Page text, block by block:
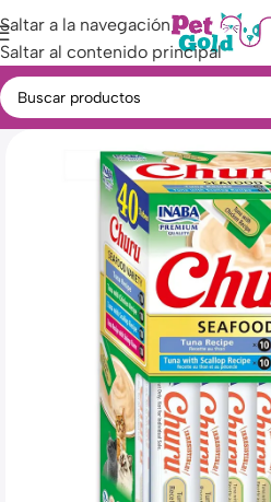
Saltar a la navegación
Saltar al contenido principal